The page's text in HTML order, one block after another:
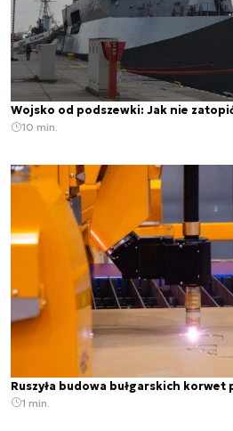
Wojsko od podszewki: Jak nie zatopić
10 min.
Ruszyła budowa bułgarskich
1 min.